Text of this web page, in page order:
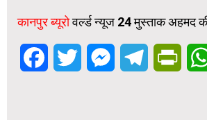
कानपुर ब्यूरोवर्ल्ड न्यूज 24 मुस्ताक अहमद की
FacebookTwitter MessengerTelegram